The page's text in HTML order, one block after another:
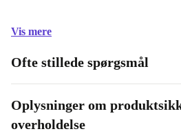
Vis mere
Ofte stillede spørgsmål
Oplysninger om
overholdelse